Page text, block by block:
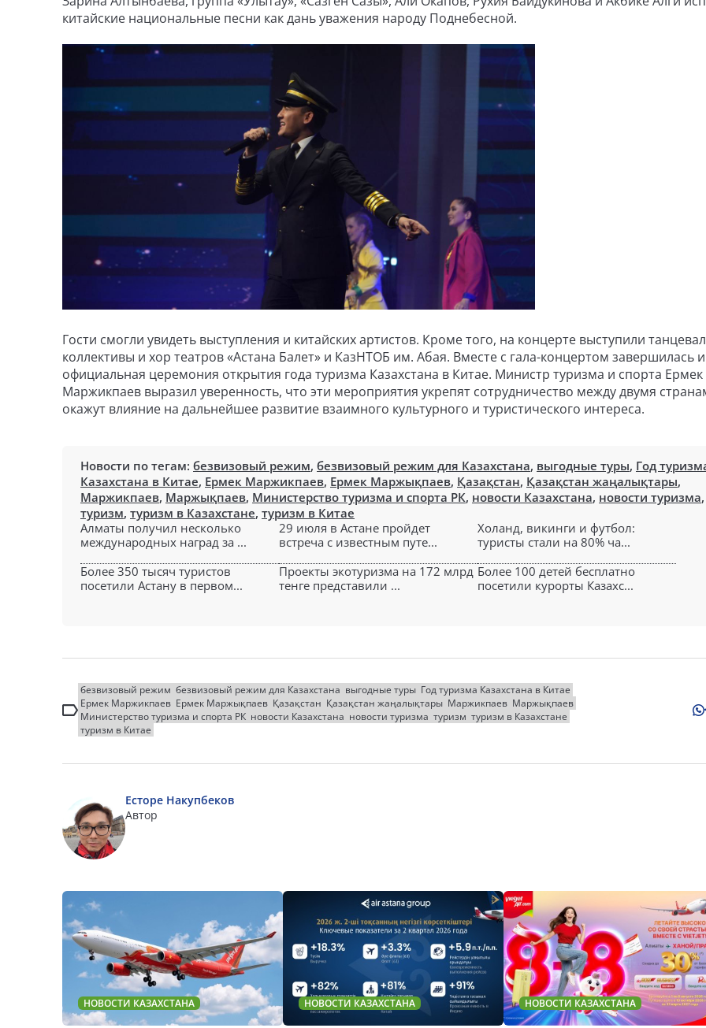
китайские национальные песни как дань уважения народу Поднебесной.
Гости смогли увидеть выступления и китайских артистов. Кроме того, на концерте выступили
коллективы и хор театров «Астана Балет» и КазНТОБ им. Абая. Вместе с гала-концертом завершилась и
официальная церемония открытия года туризма Казахстана в Китае. Министр туризма и спорта Ермек
Маржикпаев выразил уверенность, что эти мероприятия укрепят сотрудничество между двумя
окажут влияние на дальнейшее развитие взаимного культурного и туристического интереса.
Новости по тегам: безвизовый режим, безвизовый режим для Казахстана, выгодные туры, Год
Казахстана в Китае, Ермек Маржикпаев, Ермек Маржықпаев, Қазақстан, Қазақстан жаңалықтары,
Маржикпаев, Маржықпаев, Министерство туризма и спорта РК, новости Казахстана, новости туризма,
туризм, туризм в Казахстане, туризм в Китае
Алматы получил несколько
международных наград за ...
29 июля в Астане пройдет
встреча с известным путе...
Холанд, викинги и футбол:
туристы стали на 80% ча...
Более 350 тысяч туристов
посетили Астану в первом...
Проекты экотуризма на 172 млрд
тенге представили ...
Более 100 детей бесплатно
посетили курорты Казахс...
безвизовый режим безвизовый режим для Казахстана выгодные туры Год туризма Казахстана в Китае
Ермек Маржикпаев Ермек Маржықпаев Қазақстан Қазақстан жаңалықтары Маржикпаев Маржықпаев
Министерство туризма и спорта РК новости Казахстана новости туризма туризм туризм в Казахстане
туризм в Китае
Есторе Накупбеков
Автор
НОВОСТИ КАЗАХСТАНА НОВОСТИ КАЗАХСТАНА НОВОСТИ КАЗАХСТАНА